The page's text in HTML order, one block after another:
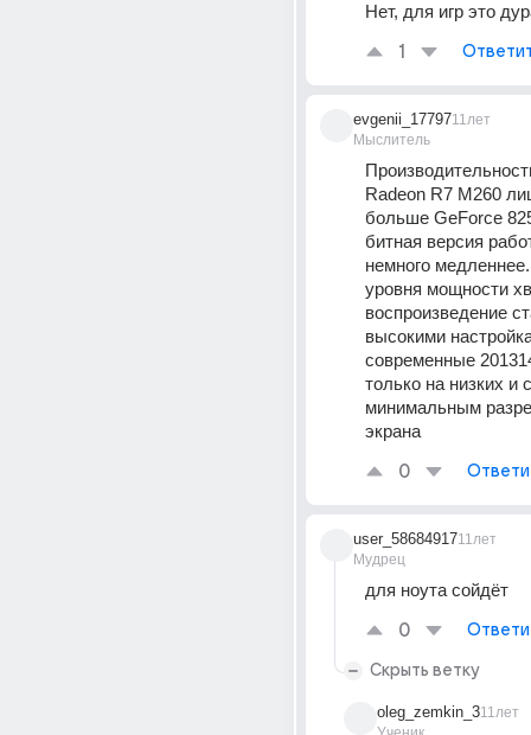
Нет, для игр это
1
evgenii_17797
Мыслитель
11лет
Radeon R7 M260
больше GeForce
битная версия
немного медленнее.
уровня мощности
воспроизведение
высокими
современные
только на низких и с
минимальным
экрана
0
user_58684917
Мудрец
11лет
для ноута сойдёт
0
Скрыть ветку
oleg_zemkin_311лет